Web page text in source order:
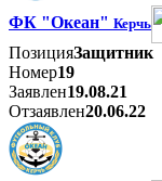
ФК "Океан" Керчь
ПозицияЗащитник
Номер19
Заявлен19.08.21
Отзаявлен20.06.22